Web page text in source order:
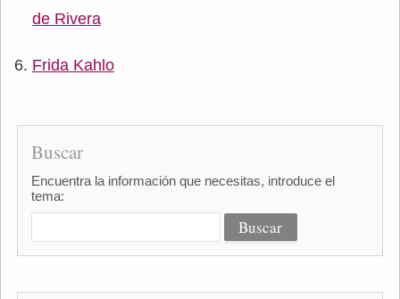
de Rivera
Frida Kahlo
Buscar
Encuentra la información que necesitas, introduce el
tema: